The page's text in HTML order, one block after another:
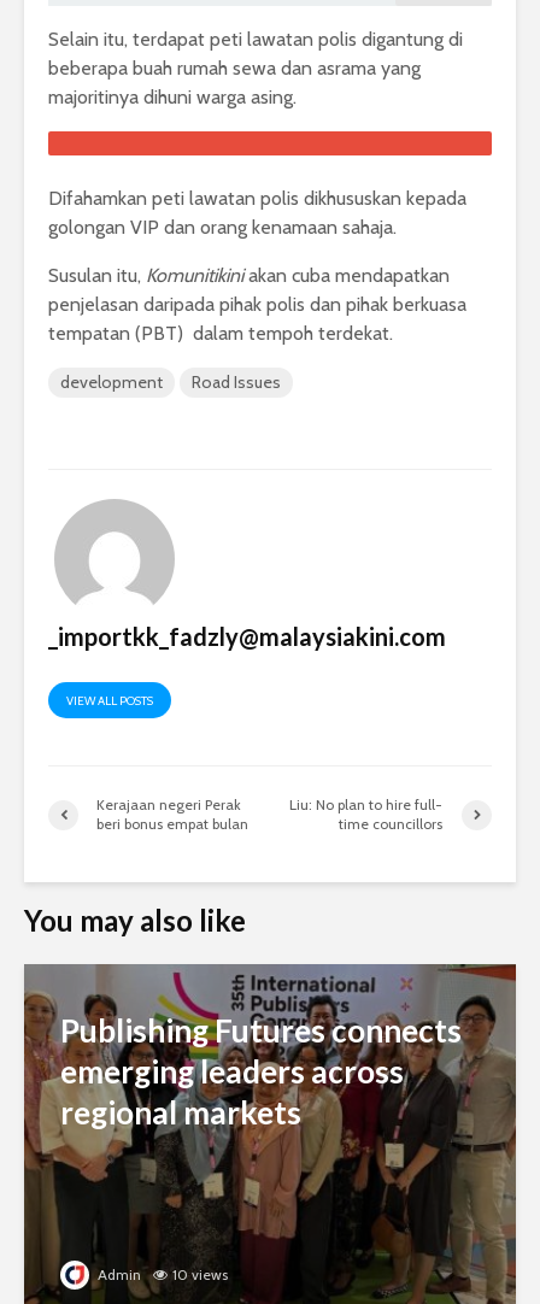
Selain itu, terdapat peti lawatan polis digantung di
beberapa buah rumah sewa dan asrama yang
majoritinya dihuni warga asing.
Difahamkan peti lawatan polis dikhususkan kepada
golongan VIP dan orang kenamaan sahaja.
Susulan itu, Komunitikiniakan cuba mendapatkan
penjelasan daripada pihak polis dan pihak berkuasa
tempatan (PBT) dalam tempoh terdekat.
development Road Issues
_importkk_fadzly@malaysiakini.com
VIEW ALL POSTS
Kerajaan negeri Perak
beri bonus empat bulan
Liu: No plan to hire full-
time councillors
You may also like
Publishing Futures connects
emerging leaders across
regional markets
Admin 10 views